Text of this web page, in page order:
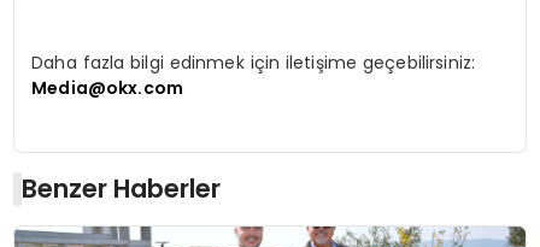
Daha fazla bilgi edinmek için iletişime geçebilirsiniz:
Media@okx.com
Benzer Haberler